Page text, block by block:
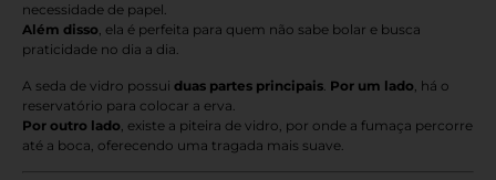
necessidade de papel.
Além disso, ela é perfeita para quem não sabe bolar e busca
praticidade no dia a dia.
A seda de vidro possui duas partes principais Por um lado , há o
reservatório para colocar a erva.
Por outro lado , existe a piteira de vidro, por onde a fumaça percorre
até a boca, oferecendo uma tragada mais suave.